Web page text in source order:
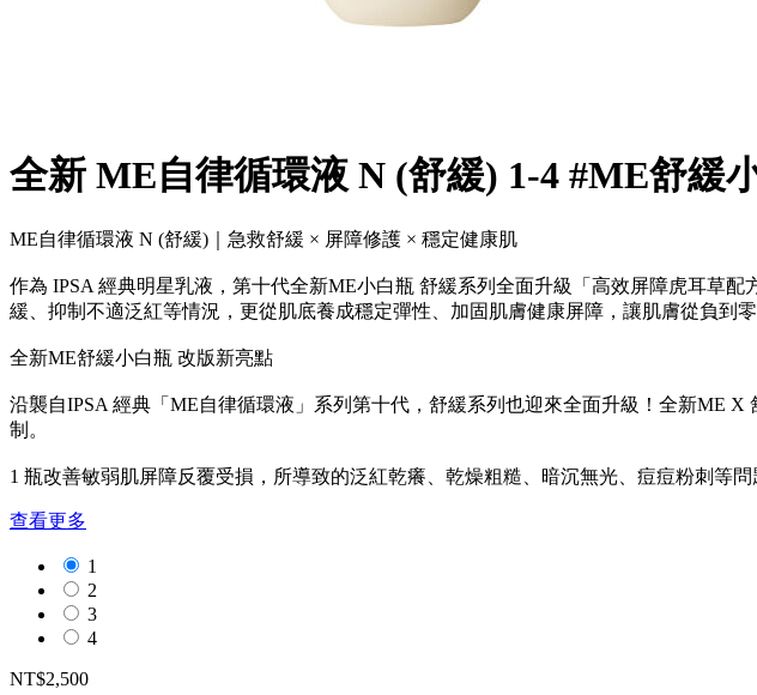
全新 ME自律循環液 N (舒緩) 1-4 #ME舒緩
ME自律循環液 N (舒緩)｜急救舒緩 × 屏障修護 × 穩定健康肌
作為 IPSA 經典明星乳液，第十代全新ME小白瓶 舒緩系列全面升級「高效屏障虎耳草
緩、抑制不適泛紅等情況，更從肌底養成穩定彈性、加固肌膚健康屏障，讓肌膚從負到
全新ME舒緩小白瓶 改版新亮點
沿襲自IPSA 經典「ME自律循環液」系列第十代，舒緩系列也迎來全面升級！全新ME
制。
1 瓶改善敏弱肌屏障反覆受損，所導致的泛紅乾癢、乾燥粗糙、暗沉無光、痘痘粉刺等問
查看更多
1
2
3
4
NT$2,500